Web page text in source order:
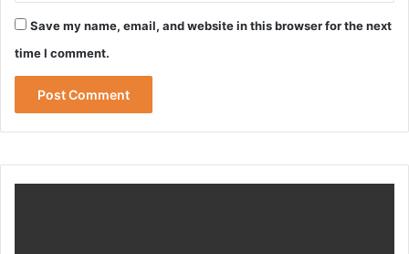
Save my name, email, and website in this browser for the next
time I comment.